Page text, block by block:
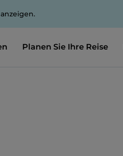
anzeigen.
Planen Sie Ihre Reise